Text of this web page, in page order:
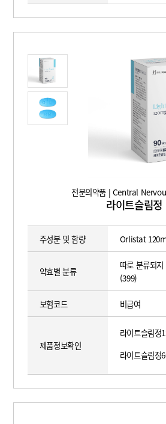
전문의약품 | Central
라이트슬림정
주성분 및 함량 Orlistat
약효별 분류
따로 분류되
(399)
보험코드 비급여
제품정보확인
라이트슬림정
라이트슬림정